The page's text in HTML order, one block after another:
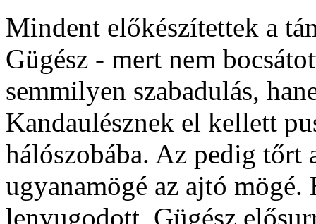
Mindent előkészítettek a
Gügész - mert nem
semmilyen szabadulás,
Kandaulésznek el kellett
hálószobába. Az pedig tőrt
ugyanamögé az ajtó
lenyugodott, Gügész